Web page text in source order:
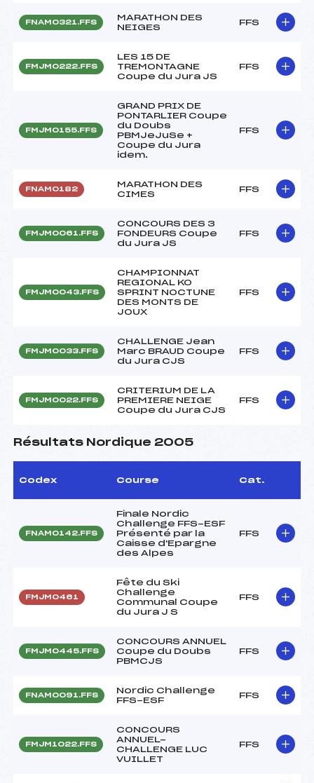
FNAM0321.FFS
MARATHON DES
NEIGES
FFS
FMJM0222.FFS
LES 15 DE
TREMONTAGNE
Coupe du Jura JS
FFS
FMJM0155.FFS
GRAND PRIX DE
PONTARLIER Coupe
du Doubs
PBMJeJuSe +
Coupe du Jura
idem.
FFS
FNAM0182
MARATHON DES
CIMES
FFS
FMJM0061.FFS
CONCOURS DES 3
FONDEURS Coupe
du Jura JS
FFS
FMJM0043.FFS
CHAMPIONNAT
REGIONAL KO
SPRINT NOCTUNE
DES MONTS DE
JOUX
FFS
FMJM0033.FFS
CHALLENGE Jean
Marc BRAUD Coupe
du Jura CJS
FFS
FMJM0022.FFS
CRITERIUM DE LA
PREMIERE NEIGE
Coupe du Jura CJS
FFS
Résultats Nordique 2005
Codex Course Cat.
FNAM0142.FFS
Finale Nordic
Challenge FFS-ESF
Présenté par la
Caisse d'Epargne
des Alpes
FFS
FMJM0461
Fête du Ski
Challenge
Communal Coupe
du Jura J S
FFS
FMJM0445.FFS
CONCOURS ANNUEL
Coupe du Doubs
PBMCJS
FFS
FNAM0091.FFS
Nordic Challenge
FFS-ESF
FFS
FMJM1022.FFS
CONCOURS
ANNUEL-
CHALLENGE LUC
VUILLET
FFS